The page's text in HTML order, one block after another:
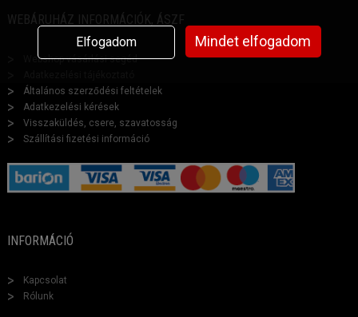
WEBÁRUHÁZ INFORMÁCIÓK, ÁSZF
Webshop vásárlási segéd
Általános szerződési feltételek
Adatkezelési kérések
Visszaküldés, csere, szavatosság
Szállítási fizetési információ
INFORMÁCIÓ
Kapcsolat
Rólunk
Elfogadom Mindet elfogadom